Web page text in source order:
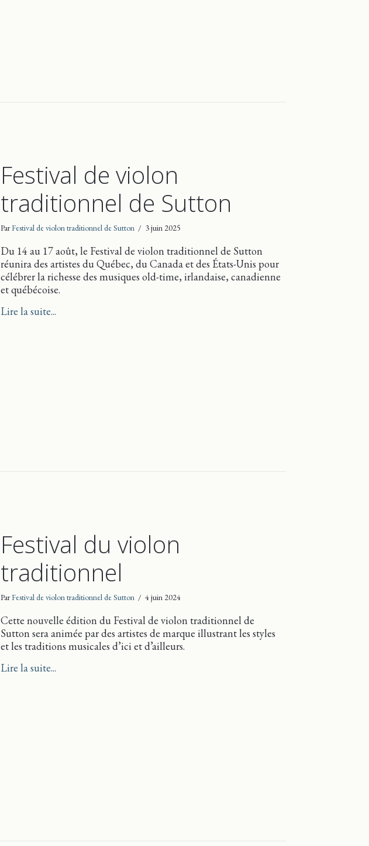
Festival de violon
traditionnel de Sutton
ParFestival de violon traditionnel de Sutton / 3 juin 2025
Du 14 au 17 août, le Festival de violon traditionnel de Sutton
réunira des artistes du Québec, du Canada et des États-Unis pour
célébrer la richesse des musiques old-time, irlandaise, canadienne
et québécoise.
Lire la suite...
Festival du violon
traditionnel
ParFestival de violon traditionnel de Sutton / 4 juin 2024
Cette nouvelle édition du Festival de violon traditionnel de
Sutton sera animée par des artistes de marque illustrant les styles
et les traditions musicales d’ici et d’ailleurs.
Lire la suite...